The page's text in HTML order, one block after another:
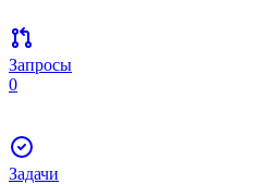
Запросы
0
Задачи